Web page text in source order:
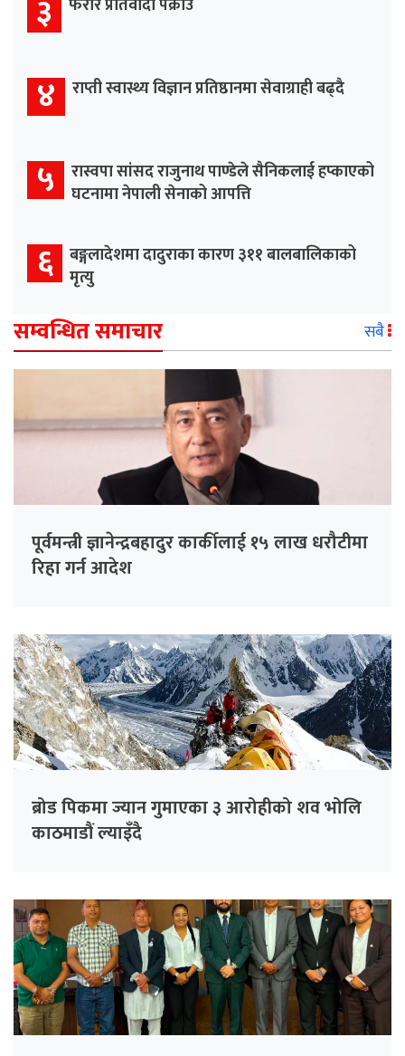
३ फरार प्रतिवादी पक्राउ
४ राप्ती स्वास्थ्य विज्ञान प्रतिष्ठानमा सेवाग्राही बढ्दै
५ रास्वपा सांसद राजुनाथ पाण्डेले सैनिकलाई हप्काएको
घटनामा नेपाली सेनाको आपत्ति
६ बङ्गलादेशमा दादुराका कारण ३११ बालबालिकाको
मृत्यु
सम्वन्धित समाचार सबै
पूर्वमन्त्री ज्ञानेन्द्रबहादुर कार्कीलाई १५ लाख धरौटीमा
रिहा गर्न आदेश
ब्रोड पिकमा ज्यान गुमाएका ३ आरोहीको शव भोलि
काठमाडौं ल्याइँदै